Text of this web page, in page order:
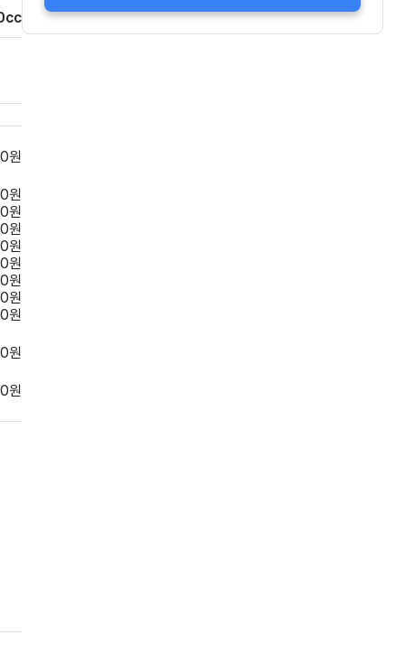
cc
원
원
원
원
원
원
원
원
원
0원
0원